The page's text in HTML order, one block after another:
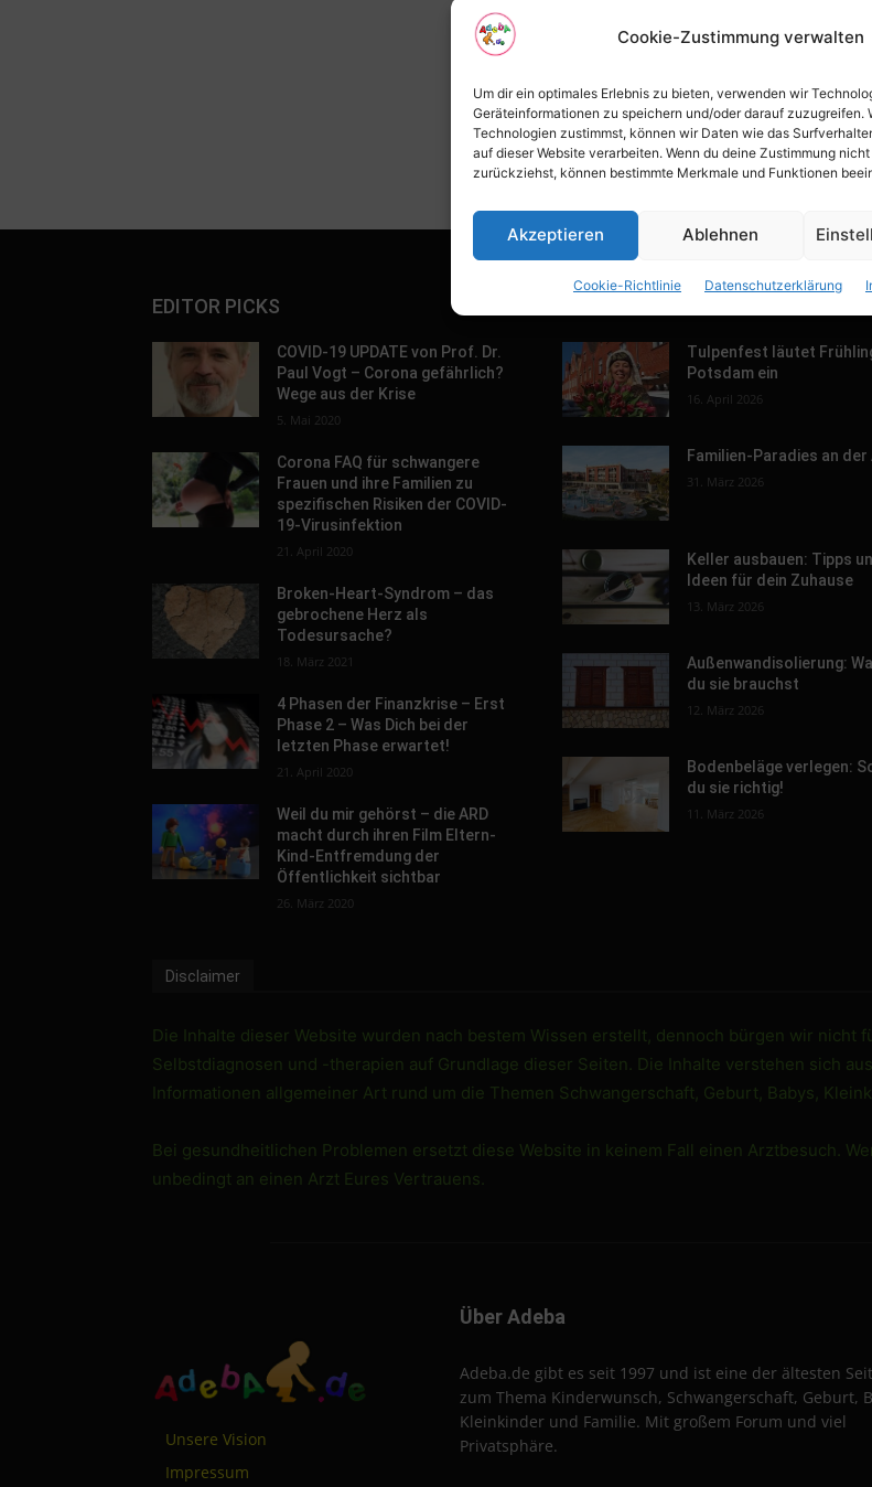
Cookie-Zustimmung verwalten
Um dir ein optimales Erlebnis zu bieten, verwenden wir
Geräteinformationen zu speichern und/oder darauf zuzugreifen.
Technologien zustimmst, können wir Daten wie das
auf dieser Website verarbeiten. Wenn du deine Zustimmung
zurückziehst, können bestimmte Merkmale und Funktionen
Akzeptieren Ablehnen
Cookie-Richtlinie Datenschutzerklärung
EDITOR PICKS
COVID-19 UPDATE von Prof. Dr.
Paul Vogt – Corona gefährlich?
Wege aus der Krise
5. Mai 2020
Corona FAQ für schwangere
Frauen und ihre Familien zu
spezifischen Risiken der COVID-
19-Virusinfektion
21. April 2020
Broken-Heart-Syndrom – das
gebrochene Herz als
Todesursache?
18. März 2021
4 Phasen der Finanzkrise – Erst
Phase 2 – Was Dich bei der
letzten Phase erwartet!
21. April 2020
Weil du mir gehörst – die ARD
macht durch ihren Film Eltern-
Kind-Entfremdung der
Öffentlichkeit sichtbar
26. März 2020
Tulpenfest läutet
Potsdam ein
16. April 2026
Familien-Paradies an der
31. März 2026
Keller ausbauen: Tipps
Ideen für dein Zuhause
13. März 2026
Außenwandisolierung:
du sie brauchst
12. März 2026
Bodenbeläge verlegen:
du sie richtig!
11. März 2026
Disclaimer
Die Inhalte dieser Website wurden nach bestem Wissen erstellt, dennoch bürgen wir nicht
Selbstdiagnosen und -therapien auf Grundlage dieser Seiten. Die Inhalte verstehen sich
Informationen allgemeiner Art rund um die Themen Schwangerschaft, Geburt, Babys,
Bei gesundheitlichen Problemen ersetzt diese Website in keinem Fall einen Arztbesuch.
unbedingt an einen Arzt Eures Vertrauens.
Unsere Vision
Impressum
Über Adeba
Adeba.de gibt es seit 1997 und ist eine der ältesten
zum Thema Kinderwunsch, Schwangerschaft, Geburt,
Kleinkinder und Familie. Mit großem Forum und viel
Privatsphäre.